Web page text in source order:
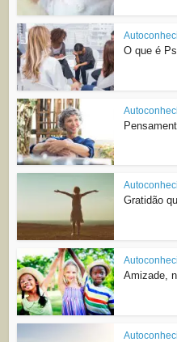
O que é
Gratidão
Amizade,